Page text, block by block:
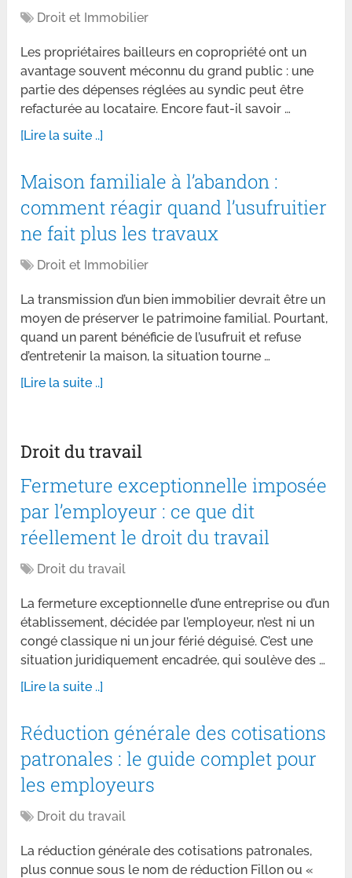
Droit et Immobilier
Les propriétaires bailleurs en copropriété ont un
avantage souvent méconnu du grand public : une
partie des dépenses réglées au syndic peut être
refacturée au locataire. Encore faut-il savoir …
[Lire la suite ..]
Maison familiale à l’abandon :
comment réagir quand l’usufruitier
ne fait plus les travaux
Droit et Immobilier
La transmission d’un bien immobilier devrait être un
moyen de préserver le patrimoine familial. Pourtant,
quand un parent bénéficie de l’usufruit et refuse
d’entretenir la maison, la situation tourne …
[Lire la suite ..]
Droit du travail
Fermeture exceptionnelle imposée
par l’employeur : ce que dit
réellement le droit du travail
Droit du travail
La fermeture exceptionnelle d’une entreprise ou d’un
établissement, décidée par l’employeur, n’est ni un
congé classique ni un jour férié déguisé. C’est une
situation juridiquement encadrée, qui soulève des …
[Lire la suite ..]
Réduction générale des cotisations
patronales : le guide complet pour
les employeurs
Droit du travail
La réduction générale des cotisations patronales,
plus connue sous le nom de réduction Fillon ou «